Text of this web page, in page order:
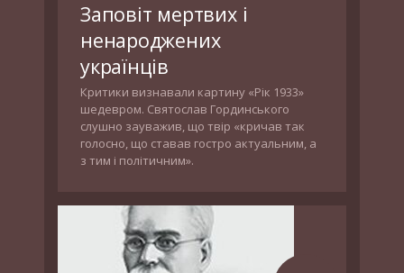
Заповіт мертвих і
ненароджених
українців
Критики визнавали картину «Рік 1933»
шедевром. Святослав Гординського
слушно зауважив, що твір «кричав так
голосно, що ставав гостро актуальним, а
з тим і політичним».